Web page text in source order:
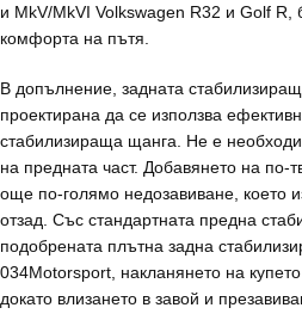
и MkV/MkVI Volkswagen R32 и Golf R,
комфорта на пътя.
В допълнение, задната
проектирана да се използва
стабилизираща щанга. Не е
на предната част. Добавянето на по-
още по-голямо недозавиване, което
отзад. Със стандартната предна
подобрената плътна задна
034Motorsport, накланянето на
докато влизането в завой и